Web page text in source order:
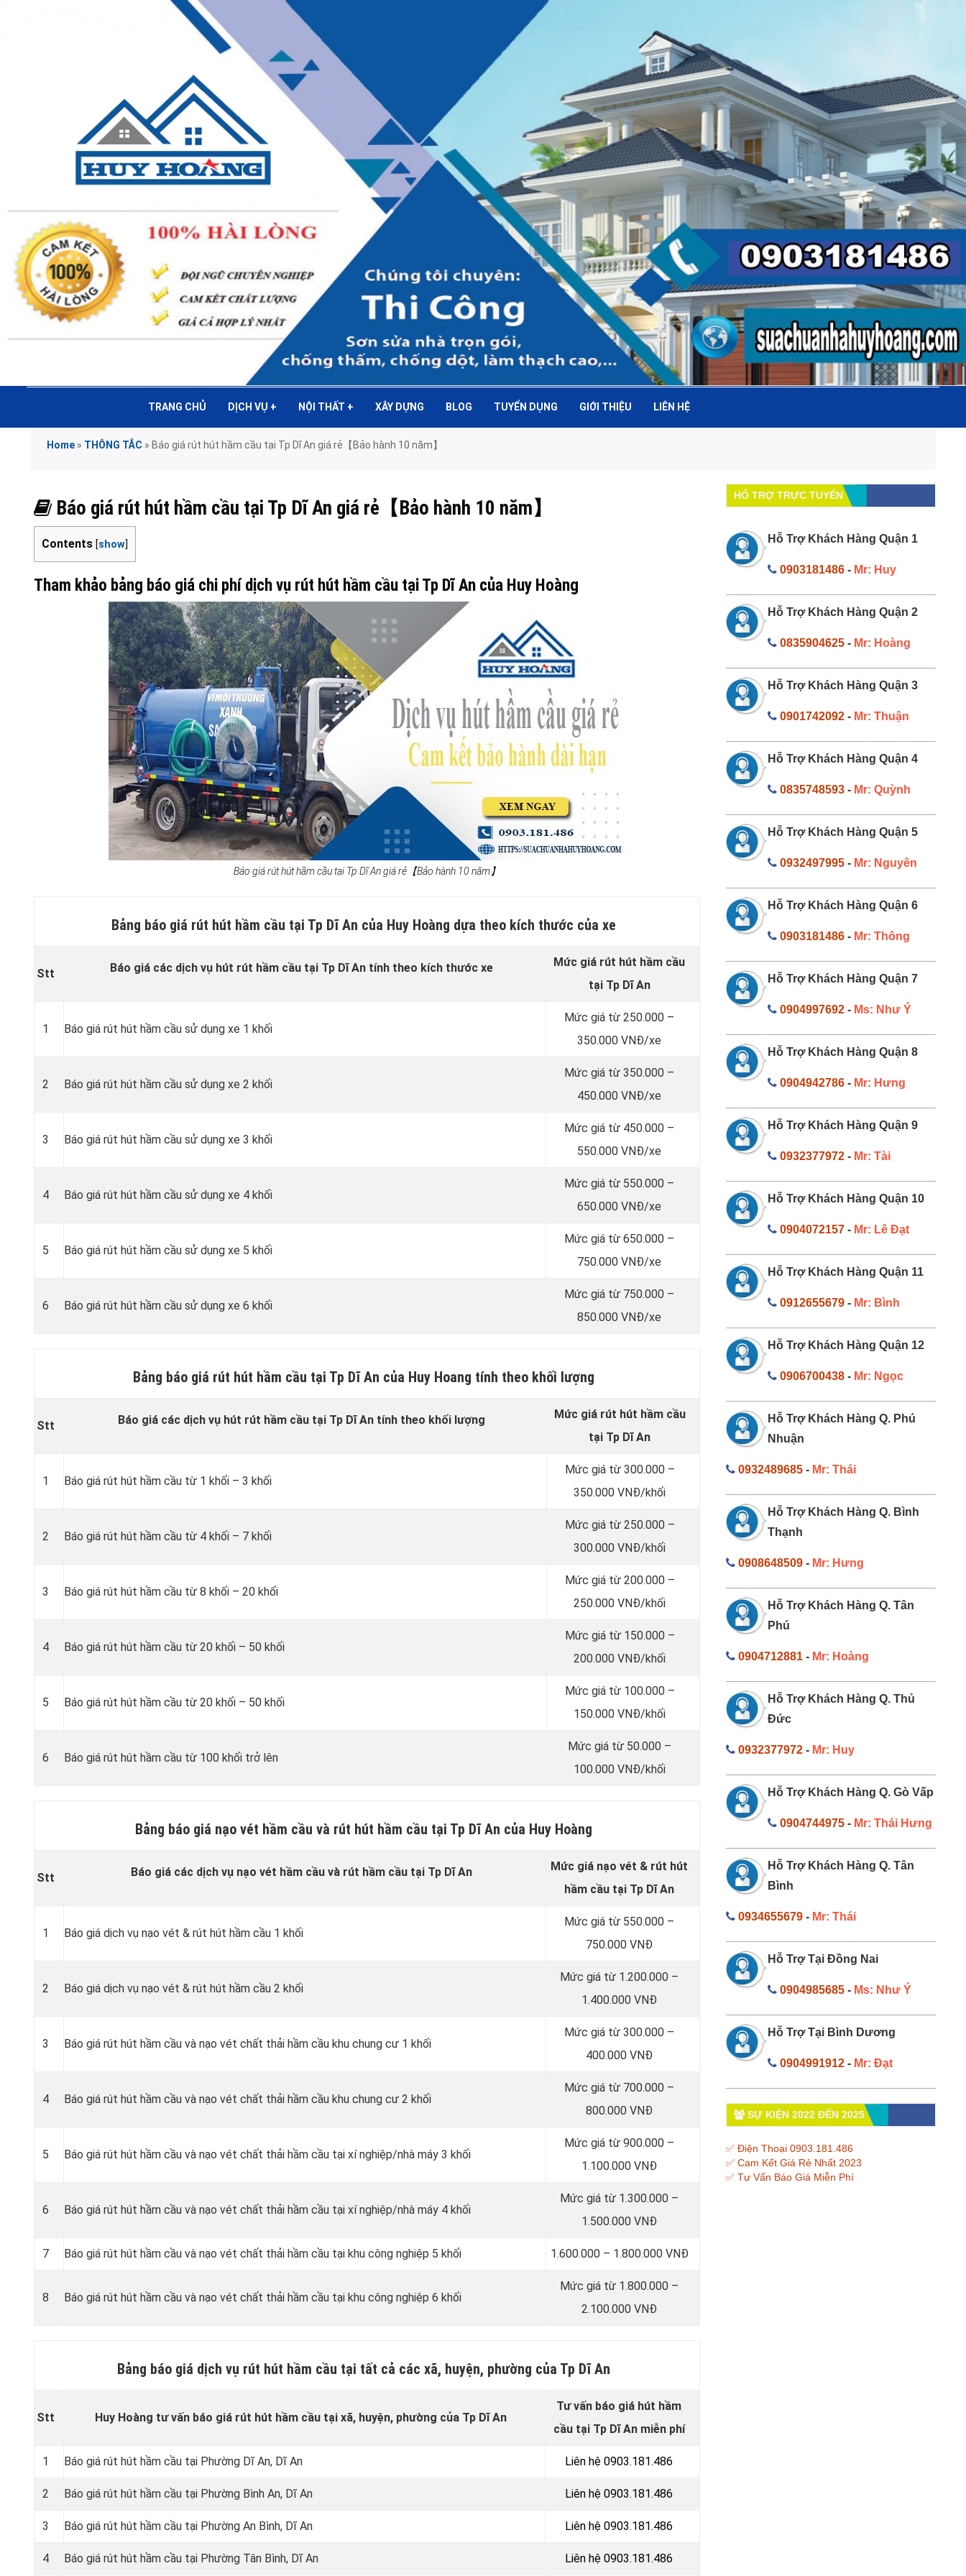
TRANG CHỦ DỊCH VỤ + NỘI THẤT + XÂY DỰNG BLOG TUYỂN DỤNG GIỚI THIỆU LIÊN HỆ
Home » THÔNG TẮC » Báo giá rút hút hầm cầu tại Tp Dĩ An giá rẻ【Bảo hành 10 năm】
Báo giá rút hút hầm cầu tại Tp Dĩ An giá rẻ【Bảo hành 10 năm】
Contents [show]
Tham khảo bảng báo giá chi phí dịch vụ rút hút hầm cầu tại Tp Dĩ An của Huy Hoàng
Báo giá rút hút hầm cầu tại Tp Dĩ An giá rẻ【Bảo hành 10 năm】
Bảng báo giá rút hút hầm cầu tại Tp Dĩ An của Huy Hoàng dựa theo kích thước của xe
Stt Báo giá các dịch vụ hút rút hầm cầu tại Tp Dĩ An tính theo kích thước xe
Mức giá rút hút hầm cầu
tại Tp Dĩ An
1 Báo giá rút hút hầm cầu sử dụng xe 1 khối
Mức giá từ 250.000 –
350.000 VNĐ/xe
2 Báo giá rút hút hầm cầu sử dụng xe 2 khối
Mức giá từ 350.000 –
450.000 VNĐ/xe
3 Báo giá rút hút hầm cầu sử dụng xe 3 khối
Mức giá từ 450.000 –
550.000 VNĐ/xe
4 Báo giá rút hút hầm cầu sử dụng xe 4 khối
Mức giá từ 550.000 –
650.000 VNĐ/xe
5 Báo giá rút hút hầm cầu sử dụng xe 5 khối
Mức giá từ 650.000 –
750.000 VNĐ/xe
6 Báo giá rút hút hầm cầu sử dụng xe 6 khối
Mức giá từ 750.000 –
850.000 VNĐ/xe
Bảng báo giá rút hút hầm cầu tại Tp Dĩ An của Huy Hoang tính theo khối lượng
Stt Báo giá các dịch vụ hút rút hầm cầu tại Tp Dĩ An tính theo khối lượng
Mức giá rút hút hầm cầu
tại Tp Dĩ An
1 Báo giá rút hút hầm cầu từ 1 khối – 3 khối
Mức giá từ 300.000 –
350.000 VNĐ/khối
2 Báo giá rút hút hầm cầu từ 4 khối – 7 khối
Mức giá từ 250.000 –
300.000 VNĐ/khối
3 Báo giá rút hút hầm cầu từ 8 khối – 20 khối
Mức giá từ 200.000 –
250.000 VNĐ/khối
4 Báo giá rút hút hầm cầu từ 20 khối – 50 khối
Mức giá từ 150.000 –
200.000 VNĐ/khối
5 Báo giá rút hút hầm cầu từ 20 khối – 50 khối
Mức giá từ 100.000 –
150.000 VNĐ/khối
6 Báo giá rút hút hầm cầu từ 100 khối trở lên
Mức giá từ 50.000 –
100.000 VNĐ/khối
Bảng báo giá nạo vét hầm cầu và rút hút hầm cầu tại Tp Dĩ An của Huy Hoàng
Stt Báo giá các dịch vụ nạo vét hầm cầu và rút hầm cầu tại Tp Dĩ An
Mức giá nạo vét & rút hút
hầm cầu tại Tp Dĩ An
1 Báo giá dịch vụ nạo vét & rút hút hầm cầu 1 khối
Mức giá từ 550.000 –
750.000 VNĐ
2 Báo giá dịch vụ nạo vét & rút hút hầm cầu 2 khối
Mức giá từ 1.200.000 –
1.400.000 VNĐ
3 Báo giá rút hút hầm cầu và nạo vét chất thải hầm cầu khu chung cư 1 khối
Mức giá từ 300.000 –
400.000 VNĐ
4 Báo giá rút hút hầm cầu và nạo vét chất thải hầm cầu khu chung cư 2 khối
Mức giá từ 700.000 –
800.000 VNĐ
5 Báo giá rút hút hầm cầu và nạo vét chất thải hầm cầu tại xí nghiệp/nhà máy 3 khối
Mức giá từ 900.000 –
1.100.000 VNĐ
6 Báo giá rút hút hầm cầu và nạo vét chất thải hầm cầu tại xí nghiệp/nhà máy 4 khối
Mức giá từ 1.300.000 –
1.500.000 VNĐ
7 Báo giá rút hút hầm cầu và nạo vét chất thải hầm cầu tại khu công nghiệp 5 khối 1.600.000 – 1.800.000 VNĐ
8 Báo giá rút hút hầm cầu và nạo vét chất thải hầm cầu tại khu công nghiệp 6 khối
Mức giá từ 1.800.000 –
2.100.000 VNĐ
Bảng báo giá dịch vụ rút hút hầm cầu tại tất cả các xã, huyện, phường của Tp Dĩ An
Stt Huy Hoàng tư vấn báo giá rút hút hầm cầu tại xã, huyện, phường của Tp Dĩ An
Tư vấn báo giá hút hầm
cầu tại Tp Dĩ An miễn phí
1 Báo giá rút hút hầm cầu tại Phường Dĩ An, Dĩ An Liên hệ 0903.181.486
2 Báo giá rút hút hầm cầu tại Phường Bình An, Dĩ An Liên hệ 0903.181.486
3 Báo giá rút hút hầm cầu tại Phường An Bình, Dĩ An Liên hệ 0903.181.486
4 Báo giá rút hút hầm cầu tại Phường Tân Bình, Dĩ An Liên hệ 0903.181.486
HỔ TRỢ TRỰC TUYẾN
Hỗ Trợ Khách Hàng Quận 1
0903181486 - Mr: Huy
Hỗ Trợ Khách Hàng Quận 2
0835904625 - Mr: Hoàng
Hỗ Trợ Khách Hàng Quận 3
0901742092 - Mr: Thuận
Hỗ Trợ Khách Hàng Quận 4
0835748593 - Mr: Quỳnh
Hỗ Trợ Khách Hàng Quận 5
0932497995 - Mr: Nguyên
Hỗ Trợ Khách Hàng Quận 6
0903181486 - Mr: Thông
Hỗ Trợ Khách Hàng Quận 7
0904997692 - Ms: Như Ý
Hỗ Trợ Khách Hàng Quận 8
0904942786 - Mr: Hưng
Hỗ Trợ Khách Hàng Quận 9
0932377972 - Mr: Tài
Hỗ Trợ Khách Hàng Quận 10
0904072157 - Mr: Lê Đạt
Hỗ Trợ Khách Hàng Quận 11
0912655679 - Mr: Bình
Hỗ Trợ Khách Hàng Quận 12
0906700438 - Mr: Ngọc
Hỗ Trợ Khách Hàng Q. Phú
Nhuận
0932489685- Mr: Thái
Hỗ Trợ Khách Hàng Q. Bình
Thạnh
0908648509- Mr: Hưng
Hỗ Trợ Khách Hàng Q. Tân
Phú
0904712881- Mr: Hoàng
Hỗ Trợ Khách Hàng Q. Thủ
Đức
0932377972- Mr: Huy
Hỗ Trợ Khách Hàng Q. Gò Vấp
0904744975 - Mr: Thái Hưng
Hỗ Trợ Khách Hàng Q. Tân
Bình
0934655679- Mr: Thái
Hỗ Trợ Tại Đồng Nai
0904985685 - Ms: Như Ý
Hỗ Trợ Tại Bình Dương
0904991912 - Mr: Đạt
SỰ KIỆN 2022 ĐẾN 2025
✅ Điện Thoại 0903.181.486
✅ Cam Kết Giá Rẻ Nhất 2023
✅ Tư Vấn Báo Giá Miễn Phí